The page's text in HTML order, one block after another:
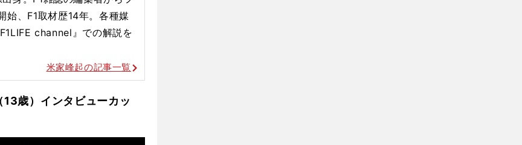
始、F1取材歴14年。各種媒
channel』での解説を
米家峰起の記事一覧
13歳）インタビューカッ